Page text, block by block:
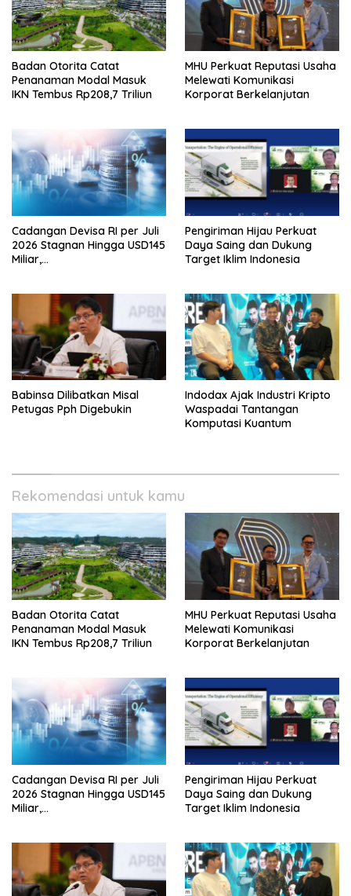
Badan Otorita Catat
Penanaman Modal Masuk
IKN Tembus Rp208,7 Triliun
MHU Perkuat Reputasi Usaha
Melewati Komunikasi
Korporat Berkelanjutan
Cadangan Devisa RI per Juli
2026 Stagnan Hingga USD145
Miliar,
dan Internasional
Pengiriman Hijau Perkuat
Daya Saing dan Dukung
Target Iklim Indonesia
Babinsa Dilibatkan Misal
Petugas Pph Digebukin
Indodax Ajak Industri Kripto
Waspadai Tantangan
Komputasi Kuantum
Rekomendasi untuk kamu
Badan Otorita Catat
Penanaman Modal Masuk
IKN Tembus Rp208,7 Triliun
MHU Perkuat Reputasi Usaha
Melewati Komunikasi
Korporat Berkelanjutan
Cadangan Devisa RI per Juli
2026 Stagnan Hingga USD145
Miliar,
dan Internasional
Pengiriman Hijau Perkuat
Daya Saing dan Dukung
Target Iklim Indonesia